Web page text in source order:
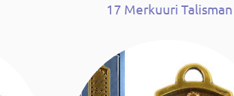
17 Merkuuri Talisman